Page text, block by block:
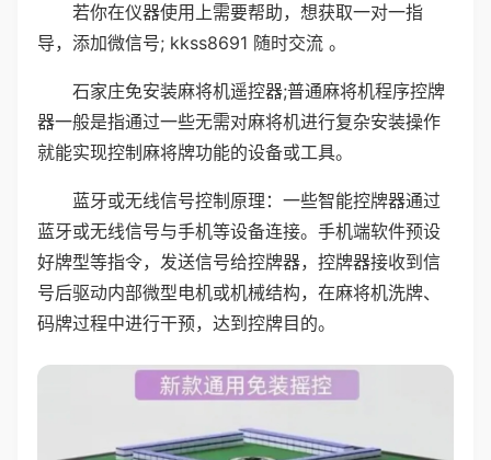
若你在仪器使用上需要帮助，想获取一对一指
导，添加微信号; kkss8691 随时交流 。
石家庄免安装麻将机遥控器;普通麻将机程序控牌
器一般是指通过一些无需对麻将机进行复杂安装操作
就能实现控制麻将牌功能的设备或工具。
蓝牙或无线信号控制原理：一些智能控牌器通过
蓝牙或无线信号与手机等设备连接。手机端软件预设
好牌型等指令，发送信号给控牌器，控牌器接收到信
号后驱动内部微型电机或机械结构，在麻将机洗牌、
码牌过程中进行干预，达到控牌目的。